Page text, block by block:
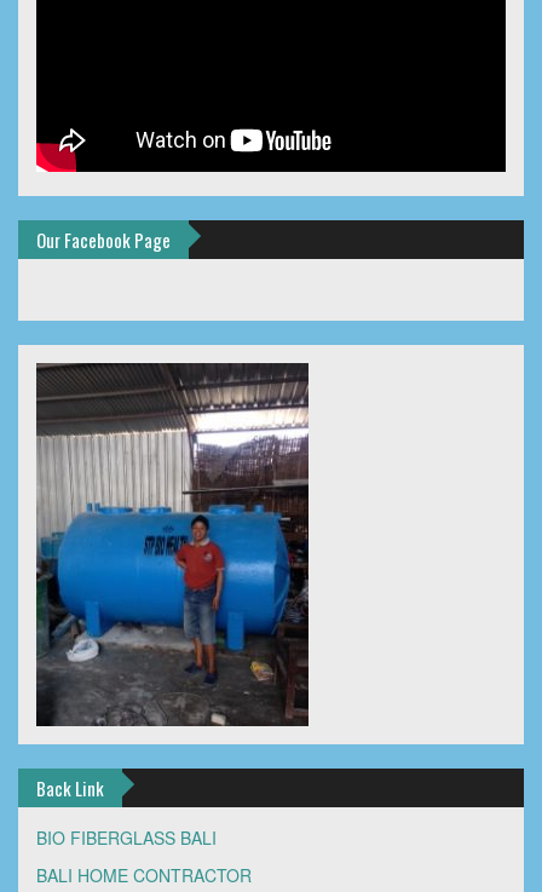
Our Facebook Page
Back Link
BIO FIBERGLASS BALI
BALI HOME CONTRACTOR